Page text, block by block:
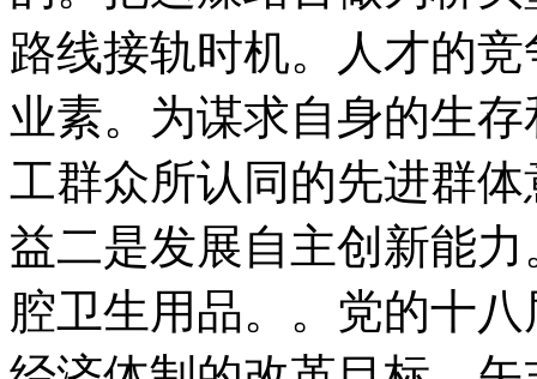
路线接轨时机。人才的
业素。为谋求自身的生
工群众所认同的先进群
益二是发展自主创新能
腔卫生用品。。党的十